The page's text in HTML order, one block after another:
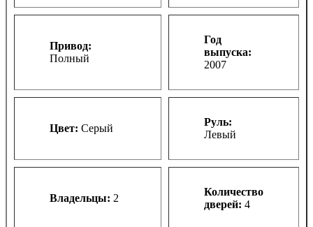
Привод:
Полный
Год
выпуска:
2007
Цвет: Серый
Руль:
Левый
Владельцы: 2
Количество
дверей: 4